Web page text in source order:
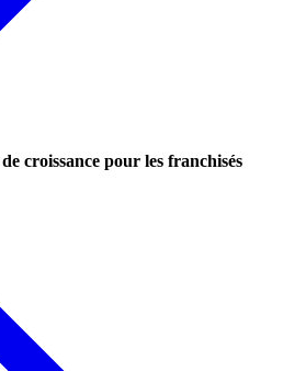
croissance pour les franchisés